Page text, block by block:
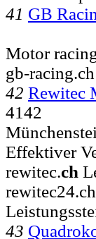
41 GB
Motor
gb-
42 Rewitec
4142
Effektiver
rewitec.ch
43